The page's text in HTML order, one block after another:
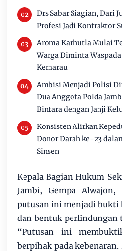
Drs Sabar Siagian, Dari
Profesi Jadi Kontraktor
Aroma Karhutla Mulai
Warga Diminta
Kemarau
Ambisi Menjadi Polisi
Dua Anggota Polda
Bintara dengan Janji
Konsisten Alirkan
Donor Darah ke-23
Sinsen
Kepala Bagian Hukum
Jambi, Gempa Alwajon,
putusan ini menjadi bukti
dan bentuk perlindungan
“Putusan ini
berpihak pada